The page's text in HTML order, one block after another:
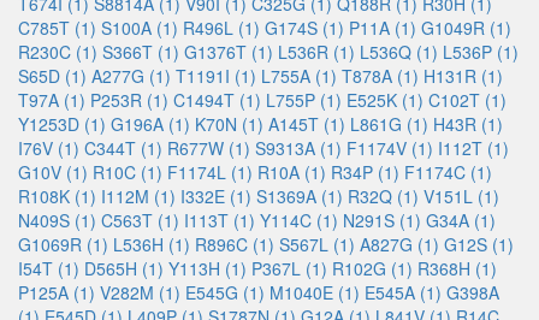
C785T (1) S100A (1) R496L (1) G174S (1) P11A (1) G1049R (1)
R230C (1) S366T (1) G1376T (1) L536R (1) L536Q (1) L536P (1)
S65D (1) A277G (1) T1191I (1) L755A (1) T878A (1) H131R (1)
T97A (1) P253R (1) C1494T (1) L755P (1) E525K (1) C102T (1)
Y1253D (1) G196A (1) K70N (1) A145T (1) L861G (1) H43R (1)
I76V (1) C344T (1) R677W (1) S9313A (1) F1174V (1) I112T (1)
G10V (1) R10C (1) F1174L (1) R10A (1) R34P (1) F1174C (1)
R108K (1) I112M (1) I332E (1) S1369A (1) R32Q (1) V151L (1)
N409S (1) C563T (1) I113T (1) Y114C (1) N291S (1) G34A (1)
G1069R (1) L536H (1) R896C (1) S567L (1) A827G (1) G12S (1)
I54T (1) D565H (1) Y113H (1) P367L (1) R102G (1) R368H (1)
P125A (1) V282M (1) E545G (1) M1040E (1) E545A (1) G398A